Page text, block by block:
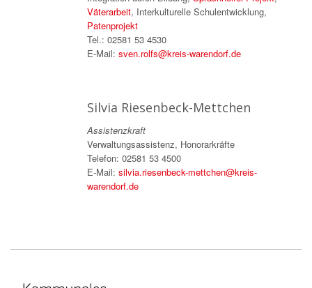
Väterarbeit, Interkulturelle Schulentwicklung,
Patenprojekt
Tel.: 02581 53 4530
E-Mail: sven.rolfs@kreis-warendorf.de
Silvia Riesenbeck-Mettchen
Assistenzkraft
Verwaltungsassistenz, Honorarkräfte
Telefon: 02581 53 4500
E-Mail: silvia.riesenbeck-mettchen@kreis-
warendorf.de